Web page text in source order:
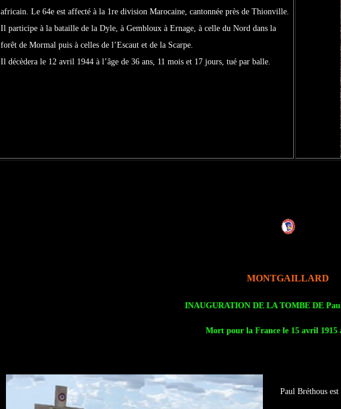
africain. Le 64e est affecté à la 1re division Marocaine, cantonnée près de Thionville.
Il participe à la bataille de la Dyle, à Gembloux à Ernage, à celle du Nord dans la
forêt de Mormal puis à celles de l’Escaut et de la Scarpe.
Il décèdera le 12 avril 1944 à l’âge de 36 ans, 11 mois et 17 jours, tué par balle.
MONTGAILLARD
INAUGURATION DE LA TOMBE DE
Mort pour la France le 15 avril 1915
Paul Bréthous